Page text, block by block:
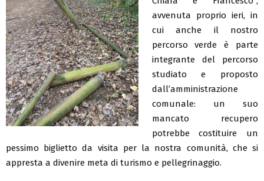
avvenuta proprio ieri, in
cui anche il nostro
percorso verde è parte
integrante del percorso
studiato e proposto
dall’amministrazione
comunale: un suo
mancato recupero
potrebbe costituire un
pessimo biglietto da visita per la nostra comunità, che si
appresta a divenire meta di turismo e pellegrinaggio.